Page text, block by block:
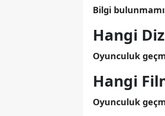
Bilgi
Hangi
Oyunculuk
Hangi
Oyunculuk